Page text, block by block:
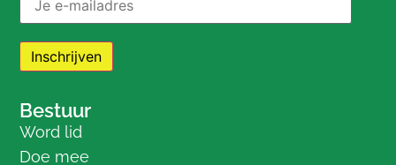
Bestuur
Word lid
Doe mee